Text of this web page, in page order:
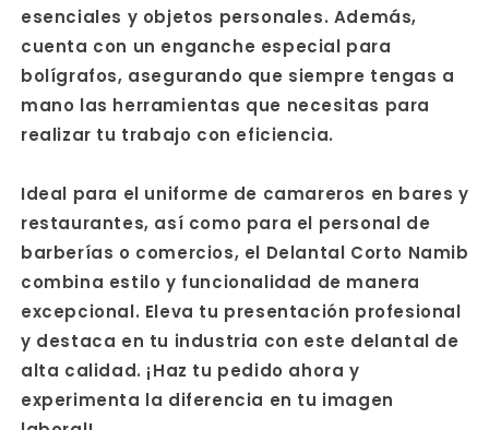
esenciales y objetos personales. Además,
cuenta con un enganche especial para
bolígrafos, asegurando que siempre tengas a
mano las herramientas que necesitas para
realizar tu trabajo con eficiencia.
Ideal para el uniforme de camareros en bares y
restaurantes, así como para el personal de
barberías o comercios, el Delantal Corto Namib
combina estilo y funcionalidad de manera
excepcional. Eleva tu presentación profesional
y destaca en tu industria con este delantal de
alta calidad. ¡Haz tu pedido ahora y
experimenta la diferencia en tu imagen